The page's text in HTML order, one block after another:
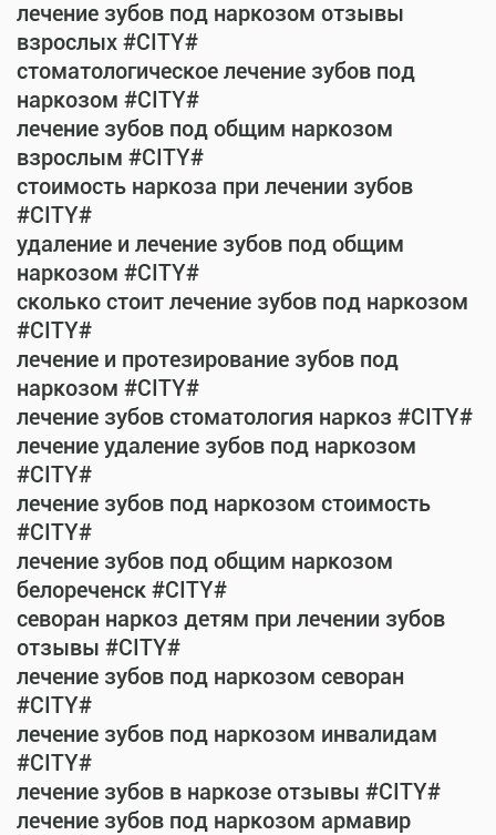
лечение зубов под наркозом отзывы
взрослых #CITY#
стоматологическое лечение зубов под
наркозом #CITY#
лечение зубов под общим наркозом
взрослым #CITY#
стоимость наркоза при лечении зубов
#CITY#
удаление и лечение зубов под общим
наркозом #CITY#
сколько стоит лечение зубов под наркозом
#CITY#
лечение и протезирование зубов под
наркозом #CITY#
лечение зубов стоматология наркоз #CITY#
лечение удаление зубов под наркозом
#CITY#
лечение зубов под наркозом стоимость
#CITY#
лечение зубов под общим наркозом
белореченск #CITY#
севоран наркоз детям при лечении зубов
отзывы #CITY#
лечение зубов под наркозом севоран
#CITY#
лечение зубов под наркозом инвалидам
#CITY#
лечение зубов в наркозе отзывы #CITY#
лечение зубов под наркозом армавир